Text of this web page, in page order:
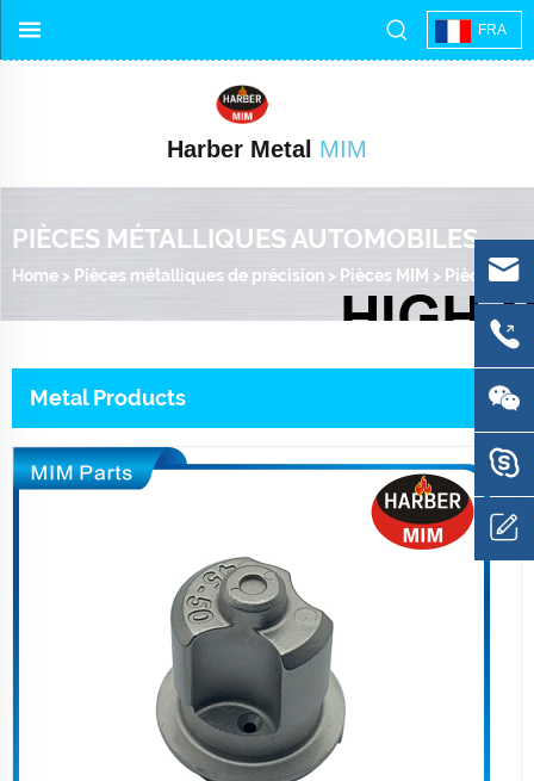
FRA
Harber Metal MIM
PIÈCES MÉTALLIQUES AUTOMOBILES
Home > Pièces métalliques de précision > Pièces MIM > Pièces métalliques automobiles
Metal Products